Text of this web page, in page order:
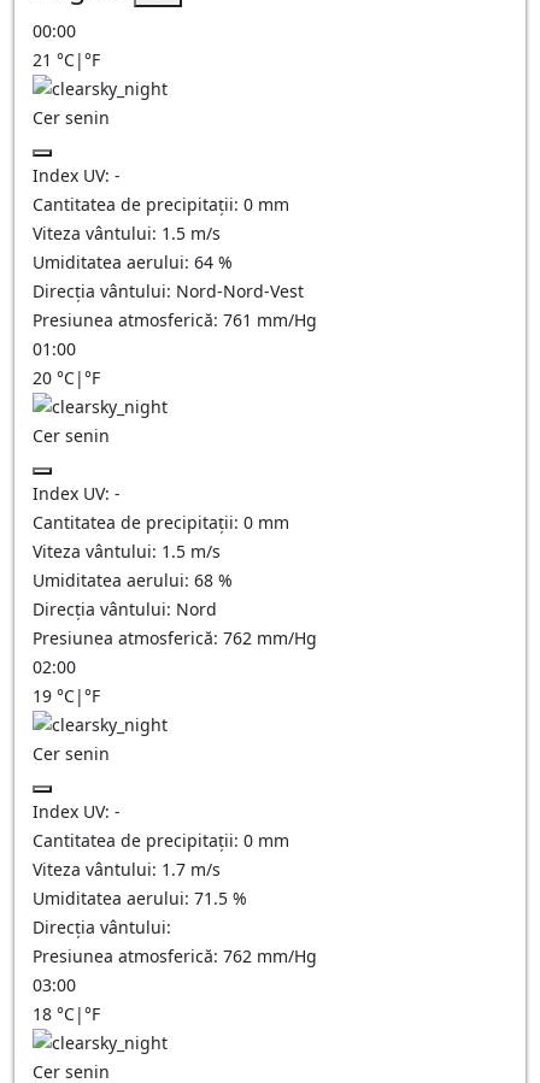
00:00
21 °C|°F
Cer senin
Index UV: -
Cantitatea de precipitații: 0 mm
Viteza vântului: 1.5 m/s
Umiditatea aerului: 64 %
Direcția vântului: Nord-Nord-Vest
Presiunea atmosferică: 761 mm/Hg
01:00
20 °C|°F
Cer senin
Index UV: -
Cantitatea de precipitații: 0 mm
Viteza vântului: 1.5 m/s
Umiditatea aerului: 68 %
Direcția vântului: Nord
Presiunea atmosferică: 762 mm/Hg
02:00
19 °C|°F
Cer senin
Index UV: -
Cantitatea de precipitații: 0 mm
Viteza vântului: 1.7 m/s
Umiditatea aerului: 71.5 %
Direcția vântului:
Presiunea atmosferică: 762 mm/Hg
03:00
18 °C|°F
Cer senin